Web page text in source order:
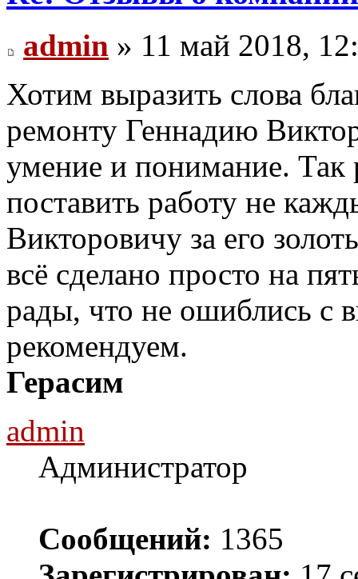
admin » 11 май 2018,
Хотим выразить слова
ремонту Геннадию
умение и понимание. Так
поставить работу не
Викторовичу за его
всё сделано просто на
рады, что не ошиблись с
рекомендуем.
Герасим
admin
Администратор
Сообщений: 1365